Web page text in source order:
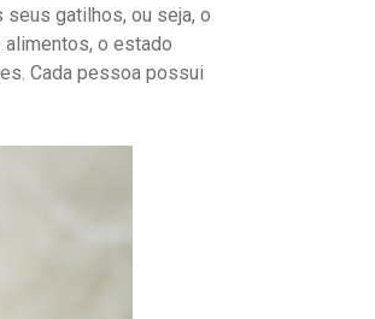
gatilhos, ou seja, o
alimentos, o estado
Cada pessoa possui